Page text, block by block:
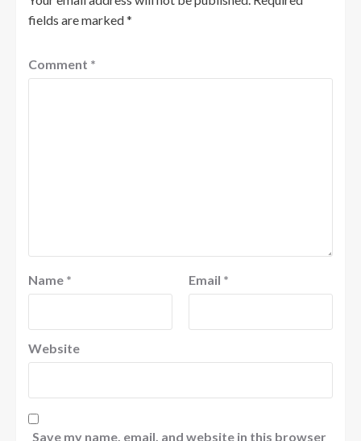
fields are marked*
Comment *
Name * Email *
Website
Save my name, email, and website in this browser